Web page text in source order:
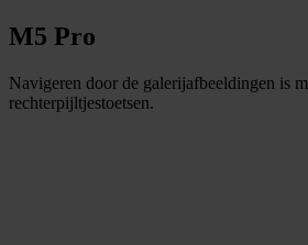
M5 Pro
Navigeren door de galerijafbeeldingen is
rechterpijltjestoetsen.